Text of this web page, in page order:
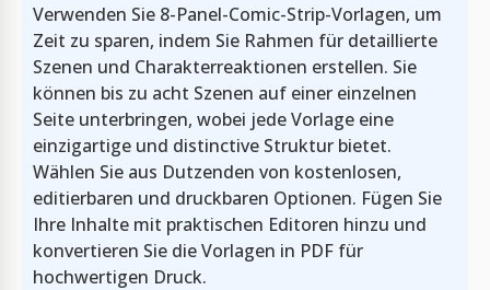
Verwenden Sie 8-Panel-Comic-Strip-Vorlagen, um
Zeit zu sparen, indem Sie Rahmen für detaillierte
Szenen und Charakterreaktionen erstellen. Sie
können bis zu acht Szenen auf einer einzelnen
Seite unterbringen, wobei jede Vorlage eine
einzigartige und distinctive Struktur bietet.
Wählen Sie aus Dutzenden von kostenlosen,
editierbaren und druckbaren Optionen. Fügen Sie
Ihre Inhalte mit praktischen Editoren hinzu und
konvertieren Sie die Vorlagen in PDF für
hochwertigen Druck.